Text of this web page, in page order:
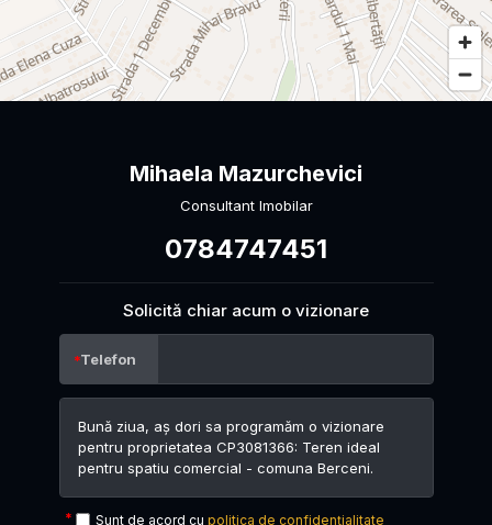
Mihaela Mazurchevici
Consultant Imobilar
0784747451
Solicită chiar acum o vizionare
Telefon
Sunt de acord cu politica de confidențialitate